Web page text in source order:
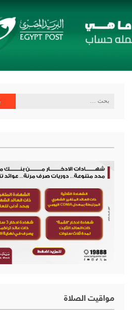
البحث
مواقيت الصلاة